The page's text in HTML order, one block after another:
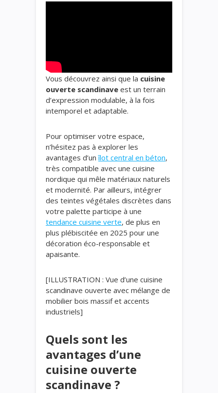
Vous découvrez ainsi que la cuisine
ouverte scandinave est un terrain
d’expression modulable, à la fois
intemporel et adaptable.
Pour optimiser votre espace,
n’hésitez pas à explorer les
avantages d’unîlot central en béton,
très compatible avec une cuisine
nordique qui mêle matériaux naturels
et modernité. Par ailleurs, intégrer
des teintes végétales discrètes dans
votre palette participe à une
tendance cuisine verte, de plus en
plus plébiscitée en 2025 pour une
décoration éco-responsable et
apaisante.
[ILLUSTRATION : Vue d’une cuisine
scandinave ouverte avec mélange de
mobilier bois massif et accents
industriels]
Quels sont les
avantages d’une
cuisine ouverte
scandinave ?